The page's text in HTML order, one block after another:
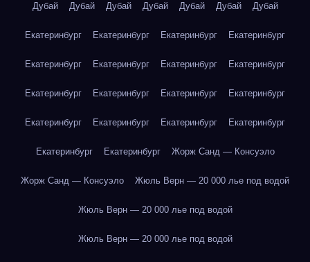
Дубай Дубай Дубай Дубай Дубай Дубай Дубай
Екатеринбург Екатеринбург Екатеринбург Екатеринбург
Екатеринбург Екатеринбург Екатеринбург Екатеринбург
Екатеринбург Екатеринбург Екатеринбург Екатеринбург
Екатеринбург Екатеринбург Екатеринбург Екатеринбург
Екатеринбург Екатеринбург Жорж Санд — Консуэло
Жорж Санд — Консуэло Жюль Верн — 20 000 лье под водой
Жюль Верн — 20 000 лье под водой
Жюль Верн — 20 000 лье под водой